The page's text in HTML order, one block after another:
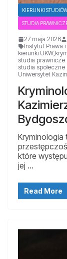
KIERUNKI
STUDIA
27 maja 2026
Instytut Prawa
kierunki UKW
studia
studia
Uniwersytet
Kryminologia
które
jej …
Read More